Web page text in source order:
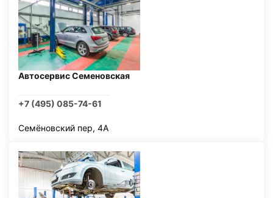
Автосервис Семеновская
+7 (495) 085-74-61
Семёновский пер, 4А